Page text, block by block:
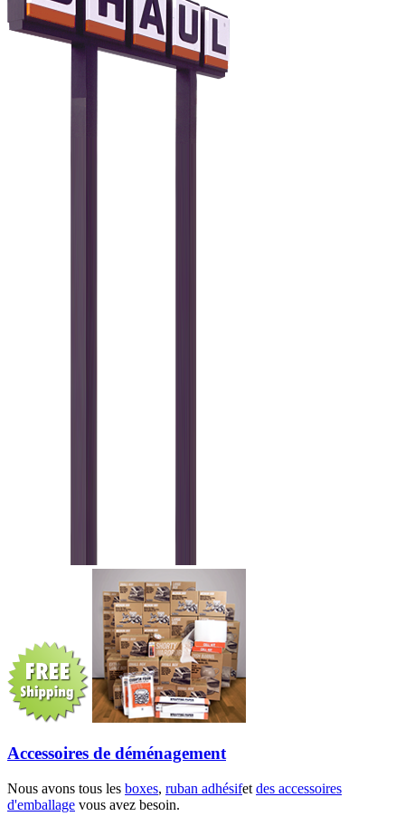
Accessoires de déménagement
Nous avons tous les boxes, ruban adhésifet des accessoires
d'emballage vous avez besoin.